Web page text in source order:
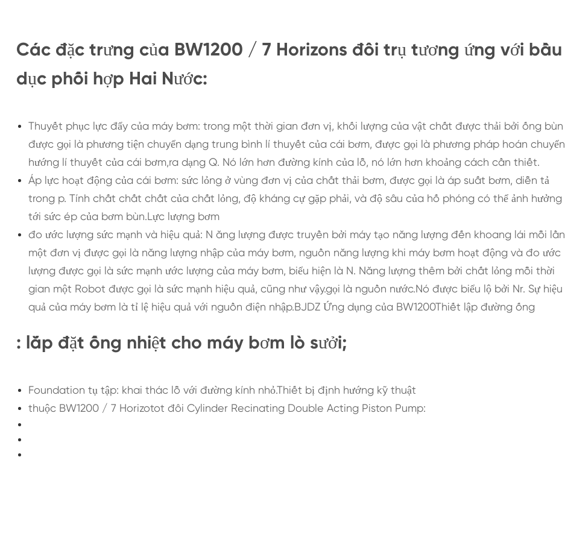
Các đặc trưng của BW1200 / 7 Horizons đôi trụ tương ứng với bầu
dục phối hợp Hai Nước:
Thuyết phục lực đẩy của máy bơm: trong một thời gian đơn vị, khối lượng của vật chất được thải bởi ống bùn
được gọi là phương tiện chuyển dạng trung bình lí thuyết của cái bơm, được gọi là phương pháp hoán chuyển
hướng lí thuyết của cái bơm,ra dạng Q. Nó lớn hơn đường kính của lỗ, nó lớn hơn khoảng cách cần thiết.
Áp lực hoạt động của cái bơm: sức lỏng ở vùng đơn vị của chất thải bơm, được gọi là áp suất bơm, diễn tả
trong p. Tính chất chất chất của chất lỏng, độ kháng cự gặp phải, và độ sâu của hố phóng có thể ảnh hưởng
tới sức ép của bơm bùn.Lực lượng bơm
đo ước lượng sức mạnh và hiệu quả: N ăng lượng được truyền bởi máy tạo năng lượng đến khoang lái mỗi lần
một đơn vị được gọi là năng lượng nhập của máy bơm, nguồn năng lượng khi máy bơm hoạt động và đo ước
lượng được gọi là sức mạnh ước lượng của máy bơm, biểu hiện là N. Năng lượng thêm bởi chất lỏng mỗi thời
gian một Robot được gọi là sức mạnh hiệu quả, cũng như vậy.gọi là nguồn nước.Nó được biểu lộ bởi Nr. Sự hiệu
quả của máy bơm là tỉ lệ hiệu quả với nguồn điện nhập.BJDZ Ứng dụng của BW1200Thiết lập đường ống
: lắp đặt ống nhiệt cho máy bơm lò sưởi;
Foundation tụ tập: khai thác lỗ với đường kính nhỏ.Thiết bị định hướng kỹ thuật
thuộc BW1200 / 7 Horizotot đôi Cylinder Recinating Double Acting Piston Pump: